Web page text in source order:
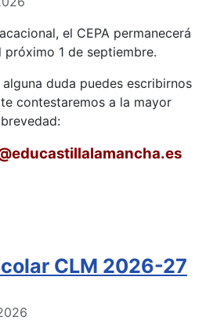
el CEPA permanecerá
próximo 1 de septiembre.
duda puedes escribirnos
contestaremos a la mayor
brevedad:
CLM 2026-27